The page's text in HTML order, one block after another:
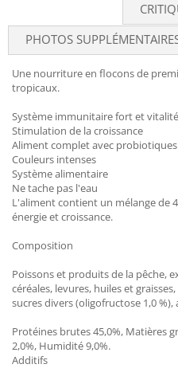
PHOTOS
Une nourriture en flocons de
tropicaux.
Système immunitaire fort et vitalité
Stimulation de la croissance
Aliment complet avec probiotiques
Couleurs intenses
Système alimentaire
Ne tache pas l'eau
L'aliment contient un mélange de
énergie et croissance.
Composition
Poissons et produits de la pêche,
céréales, levures, huiles et
sucres divers (oligofructose 1,0 %),
Protéines brutes 45,0%, Matières
2,0%, Humidité 9,0%.
Additifs